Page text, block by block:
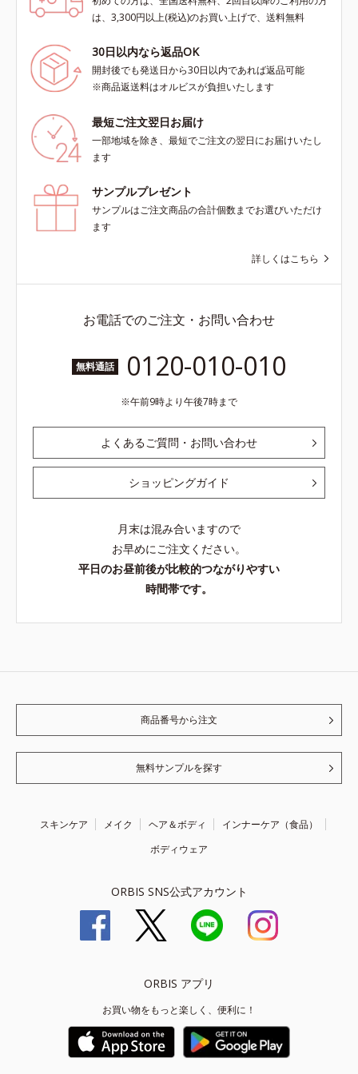
は、3,300円以上(税込)のお買い上げで、送料無料
30日以内なら返品OK
開封後でも発送日から30日以内であれば返品可能
※商品返送料はオルビスが負担いたします
最短ご注文翌日お届け
一部地域を除き、最短でご注文の翌日にお届けいたし
ます
サンプルプレゼント
サンプルはご注文商品の合計個数までお選びいただけ
ます
詳しくはこちら
お電話でのご注文・お問い合わせ
無料通話 0120-010-010
午前9時より午後7時まで
よくあるご質問・お問い合わせ
ショッピングガイド
月末は混み合いますので
お早めにご注文ください。
平日のお昼前後が比較的つながりやすい
時間帯です。
商品番号から注文
無料サンプルを探す
スキンケア メイク ヘア＆ボディ
インナーケア（食品）
ボディウェア
ORBIS SNS公式アカウント
ORBIS アプリ
お買い物をもっと楽しく、便利に！